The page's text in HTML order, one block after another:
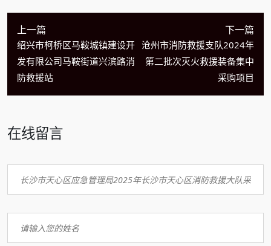
上一篇
绍兴市柯桥区马鞍城镇建设开
发有限公司马鞍街道兴滨路消
防救援站
下一篇
沧州市消防救援支队2024年
第二批次灭火救援装备集中
采购项目
在线留言